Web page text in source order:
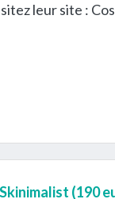
leur site :
(190